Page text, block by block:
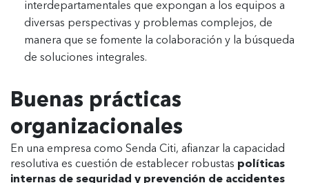
interdepartamentales que expongan a los equipos a
diversas perspectivas y problemas complejos, de
manera que se fomente la colaboración y la búsqueda
de soluciones integrales.
Buenas prácticas
organizacionales
En una empresa como Senda Citi, afianzar la capacidad
resolutiva es cuestión de establecer robustas políticas
internas de seguridad y prevención de accidentes